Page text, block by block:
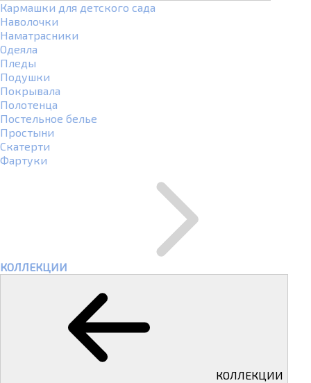
Кармашки для детского сада
Наволочки
Наматрасники
Одеяла
Пледы
Подушки
Покрывала
Полотенца
Постельное белье
Простыни
Скатерти
Фартуки
КОЛЛЕКЦИИ
КОЛЛЕКЦИИ